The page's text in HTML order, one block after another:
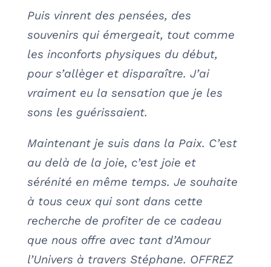
Puis vinrent des pensées, des
souvenirs qui émergeait, tout comme
les inconforts physiques du début,
pour s’allèger et disparaître. J’ai
vraiment eu la sensation que je les
sons les guérissaient.
Maintenant je suis dans la Paix. C’est
au delà de la joie, c’est joie et
sérénité en même temps. Je souhaite
à tous ceux qui sont dans cette
recherche de profiter de ce cadeau
que nous offre avec tant d’Amour
l’Univers à travers Stéphane. OFFREZ